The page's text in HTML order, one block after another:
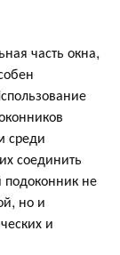
часть окна,
среди
соединить
подоконник не
но и
и